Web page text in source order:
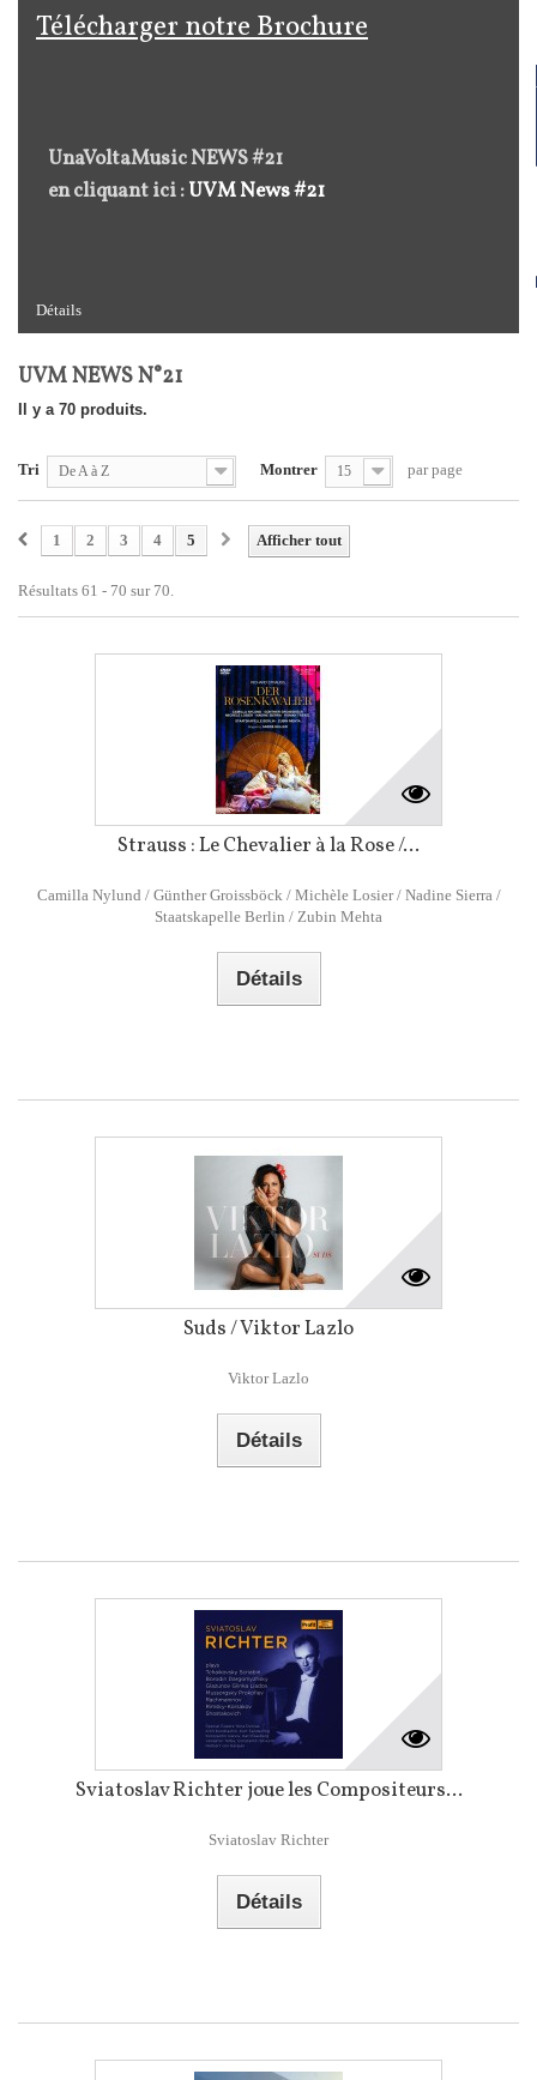
Télécharger notre Brochure
UnaVoltaMusic NEWS #21
en cliquant ici :UVM News #21
Détails
UVM NEWS N°21
Il y a 70 produits.
Tri De A à Z Montrer 15 par page
Afficher tout
1 2 3 4 5
Résultats 61 - 70 sur 70.
Strauss : Le Chevalier à la Rose /...
Camilla Nylund / Günther Groissböck / Michèle Losier / Nadine Sierra /
Staatskapelle Berlin / Zubin Mehta
Détails
Suds / Viktor Lazlo
Viktor Lazlo
Détails
Sviatoslav Richter joue les Compositeurs...
Sviatoslav Richter
Détails